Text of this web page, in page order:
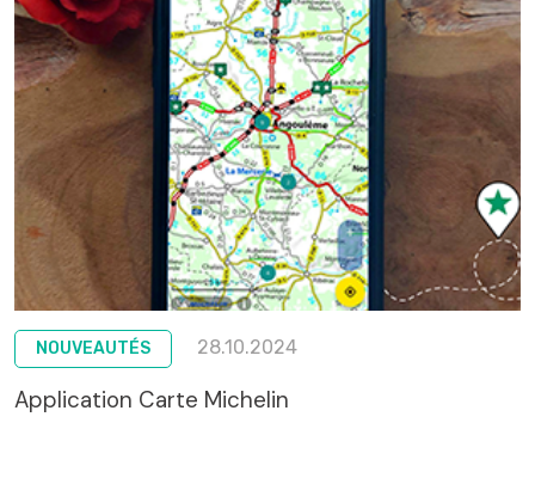
NOUVEAUTÉS 28.10.2024
Application Carte Michelin